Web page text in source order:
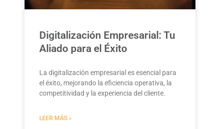
Digitalización Empresarial: Tu
Aliado para el Éxito
La digitalización empresarial es esencial para
el éxito, mejorando la eficiencia operativa, la
competitividad y la experiencia del cliente.
LEER MÁS »